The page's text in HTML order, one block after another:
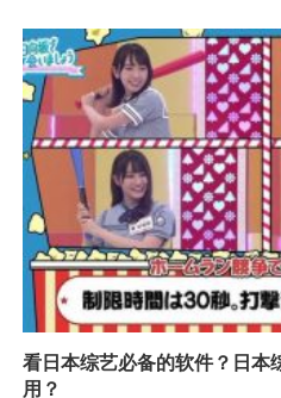
看日本综艺必备的软件？日本
用？